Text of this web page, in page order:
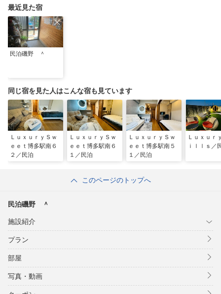
最近見た宿
民泊磯野 ＾
同じ宿を見た人はこんな宿も見ています
ＬｕｘｕｒｙＳｗ
ｅｅｔ博多駅南６
２／民泊
ＬｕｘｕｒｙＳｗ
ｅｅｔ博多駅南６
１／民泊
ＬｕｘｕｒｙＳｗ
ｅｅｔ博多駅南５
１／民泊
Ｌｕｘｕ
ｉｌｌｓ／
このページのトップへ
民泊磯野 ＾
施設紹介
プラン
部屋
写真・動画